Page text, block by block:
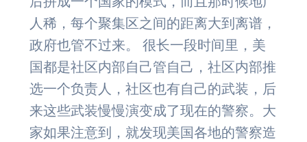
人稀，每个聚集区之间的距离大到离谱，
政府也管不过来。 很长一段时间里，美
国都是社区内部自己管自己，社区内部推
选一个负责人，社区也有自己的武装，后
来这些武装慢慢演变成了现在的警察。大
家如果注意到，就发现美国各地的警察造